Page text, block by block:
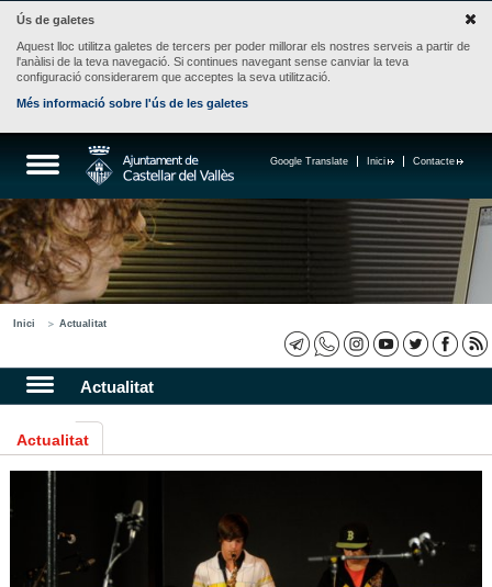
Ús de galetes
Aquest lloc utilitza galetes de tercers per poder millorar els nostres serveis a partir de
l'anàlisi de la teva navegació. Si continues navegant sense canviar la teva
configuració considerarem que acceptes la seva utilització.
Més informació sobre l'ús de les galetes
Contacte
Inici
Google Translate
Inici Actualitat
Actualitat
Actualitat